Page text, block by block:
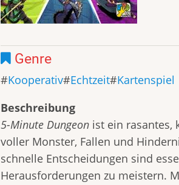
Genre
Kooperativ Echtzeit Kartenspiel
Beschreibung
5-Minute Dungeon ist ein rasantes,
voller Monster, Fallen und
schnelle Entscheidungen sind
Herausforderungen zu meistern.